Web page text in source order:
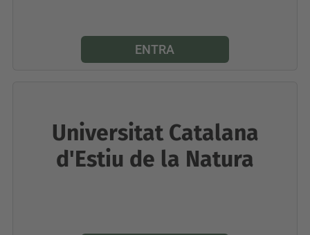
ENTRA
Universitat Catalana
d'Estiu de la Natura